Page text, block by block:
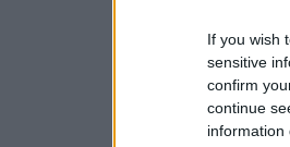
If you wish
sensitive
confirm
continue
information